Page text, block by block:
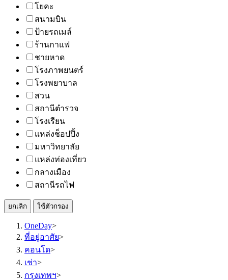
โยคะ
สนามบิน
ป้ายรถเมล์
ร้านกาแฟ
ชายหาด
โรงภาพยนตร์
โรงพยาบาล
สวน
สถานีตำรวจ
โรงเรียน
แหล่งช็อปปิ้ง
มหาวิทยาลัย
แหล่งท่องเที่ยว
กลางเมือง
สถานีรถไฟ
ยกเลิก ใช้ตัวกรอง
OneDay>
ที่อยู่อาศัย>
คอนโด>
เช่า>
กรุงเทพฯ>